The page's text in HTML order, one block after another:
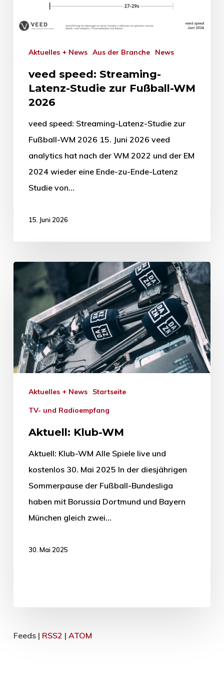
Aktuelles + News Aus der Branche News
veed speed: Streaming-
Latenz-Studie zur Fußball-WM
2026
veed speed: Streaming-Latenz-Studie zur
Fußball-WM 2026 15. Juni 2026 veed
analytics hat nach der WM 2022 und der EM
2024 wieder eine Ende-zu-Ende-Latenz
Studie von…
15. Juni 2026
Aktuelles + News Startseite
TV- und Radioempfang
Aktuell: Klub-WM
Aktuell: Klub-WM Alle Spiele live und
kostenlos 30. Mai 2025 In der diesjährigen
Sommerpause der Fußball-Bundesliga
haben mit Borussia Dortmund und Bayern
München gleich zwei…
30. Mai 2025
Feeds | RSS2 | ATOM